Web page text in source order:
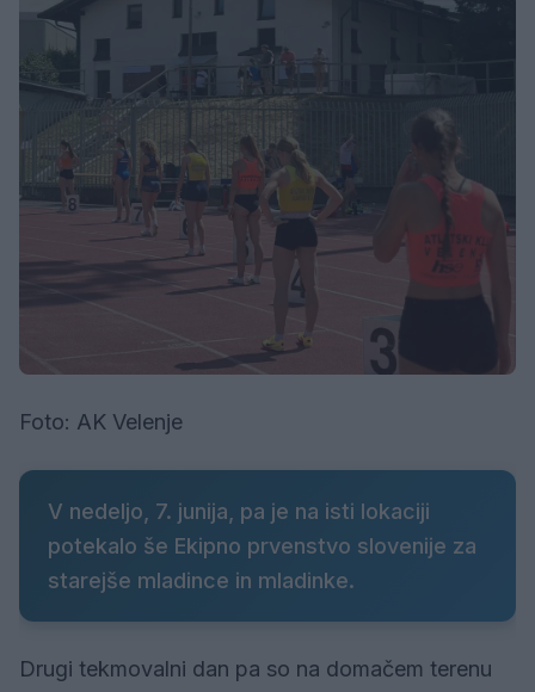
Foto: AK Velenje
V nedeljo, 7. junija, pa je na isti lokaciji
potekalo še Ekipno prvenstvo slovenije za
starejše mladince in mladinke.
Drugi tekmovalni dan pa so na domačem terenu